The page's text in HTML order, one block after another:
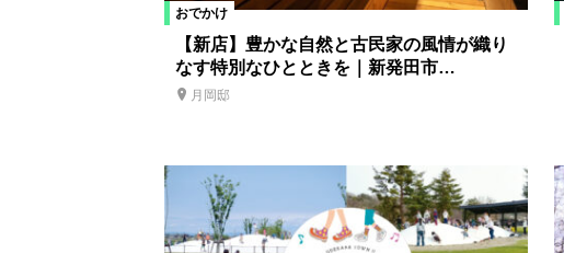
おでかけ
【新店】豊かな自然と古民家の風情が織り
なす特別なひとときを｜新発田市…
月岡邸